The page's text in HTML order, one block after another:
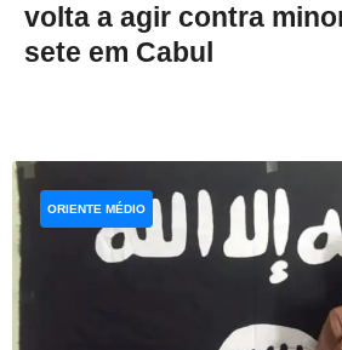
volta a agir contra
sete em Cabul
ORIENTE MÉDIO